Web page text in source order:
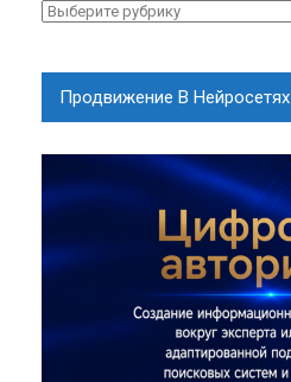
Рубрики
Продвижение В Нейросетях